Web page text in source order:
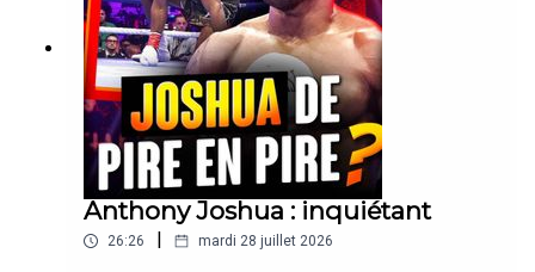
Anthony Joshua : inquiétant
26:26 | mardi 28 juillet 2026